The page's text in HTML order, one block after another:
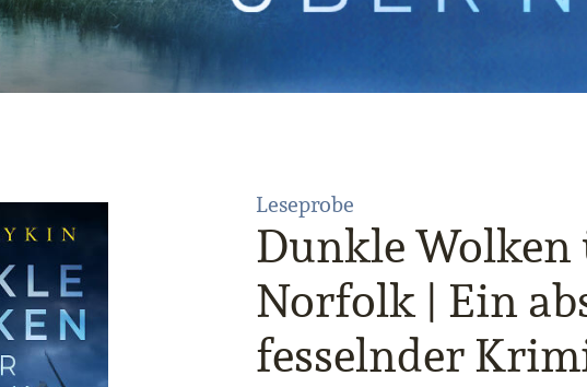
Leseprobe
Dunkle Wolken
Norfolk | Ein
fesselnder